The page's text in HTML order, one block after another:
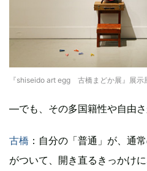
『shiseido art egg 古橋まどか展』展
―でも、その多国籍性や自由さ
古橋 ：自分の「普通」が、通
がついて、開き直るきっかけ